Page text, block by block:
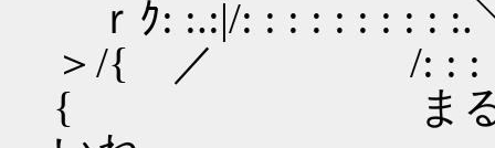
ｒｸ: :.:|/: : : : : : : :
＞/{ ／ /: : :
{ まるで無垢